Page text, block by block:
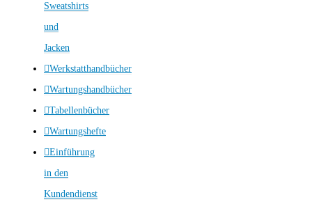
Sweatshirts
und
Jacken
Werkstatthandbücher
Wartungshandbücher
Tabellenbücher
Wartungshefte
Einführung
in den
Kundendienst